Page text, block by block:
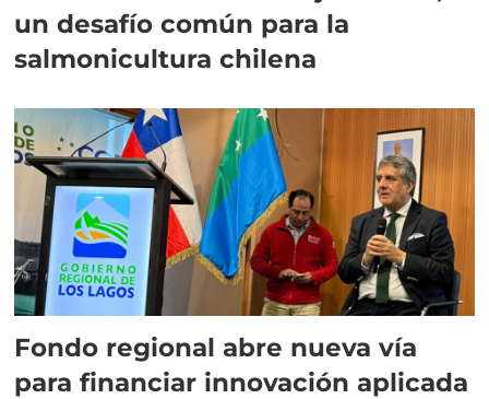
un desafío común para la
salmonicultura chilena
Fondo regional abre nueva vía
para financiar innovación aplicada